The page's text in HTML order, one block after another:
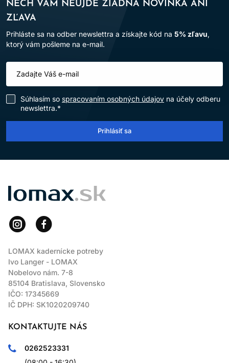
NECH VÁM NEUJDE ŽIADNA NOVINKA ANI
ZĽAVA
Prihláste sa na odber newslettra a získajte kód na 5% zľavu,
ktorý vám pošleme na e-mail.
Súhlasím so spracovaním osobných údajov na účely odberu
newslettra.*
Prihlásiť sa
LOMAX
LOMAX kadernícke potreby
Ivo Langer - LOMAX
Nobelovo nám. 7-8
85104 Bratislava, Slovensko
IČO: 17345669
IČ DPH: SK1020209740
KONTAKTUJTE NÁS
0262523331